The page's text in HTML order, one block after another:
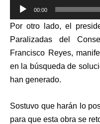
Reproductor
de
audio
00:00
Por otro lado, el
Paralizadas del
Francisco Reyes,
en la búsqueda de
han generado.
Sostuvo que harán lo
para que esta obra se